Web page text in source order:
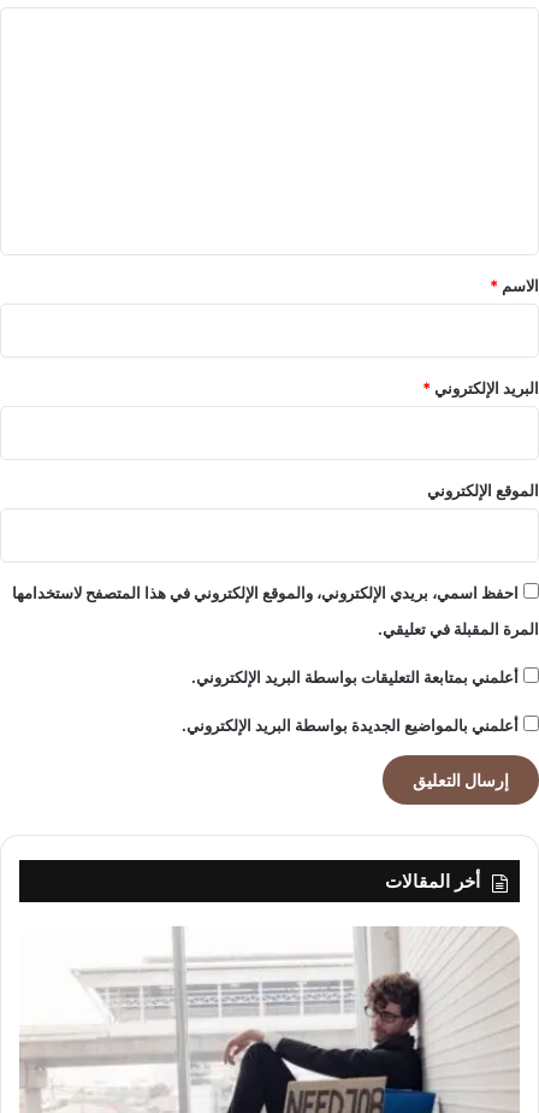
*
الاسم *
البريد الإلكتروني*
الموقع الإلكتروني
احفظ اسمي، بريدي الإلكتروني، والموقع الإلكتروني في هذا المتصفح لاستخدامها
المرة المقبلة في تعليقي.
أعلمني بمتابعة التعليقات بواسطة البريد الإلكتروني.
أعلمني بالمواضيع الجديدة بواسطة البريد الإلكتروني.
أخر المقالات